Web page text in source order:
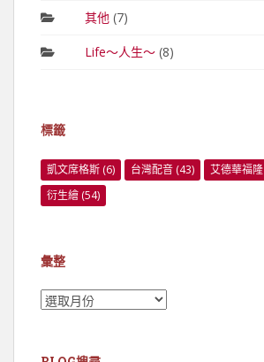
其他 (7)
Life～人生～(8)
標籤
凱文席格斯 (6) 台灣配音 (43) 艾德華福隆
衍生繪 (54)
彙整
彙